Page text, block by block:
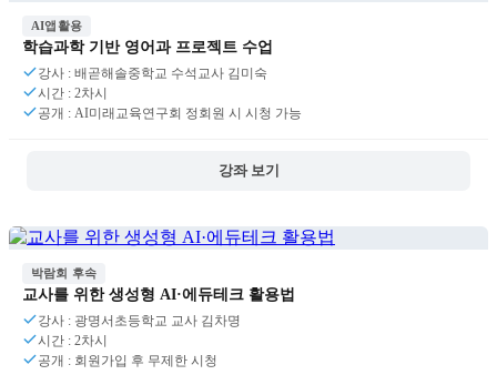
AI앱활용
학습과학 기반 영어과 프로젝트 수업
강사 : 배곧해솔중학교 수석교사 김미숙
시간 : 2차시
공개 : AI미래교육연구회 정회원 시 시청 가능
강좌 보기
박람회 후속
교사를 위한 생성형 AI·에듀테크 활용법
강사 : 광명서초등학교 교사 김차명
시간 : 2차시
공개 : 회원가입 후 무제한 시청